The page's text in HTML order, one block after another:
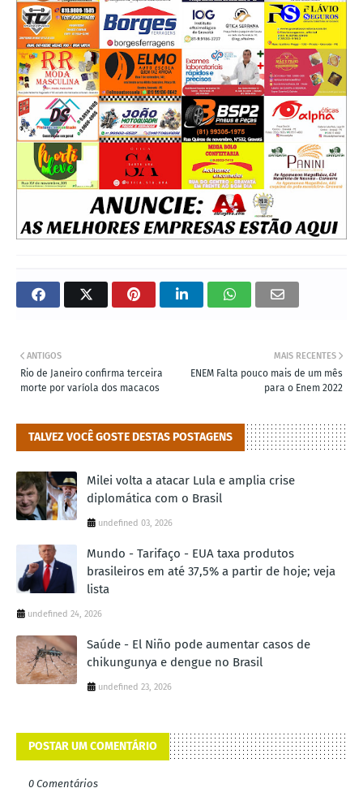
MAIS RECENTES
ENEM Falta pouco mais de um mês
para o Enem 2022
ANTIGOS
Rio de Janeiro confirma terceira
morte por varíola dos macacos
TALVEZ VOCÊ GOSTE DESTAS POSTAGENS
Milei volta a atacar Lula e amplia crise
diplomática com o Brasil
undefined 03, 2026
Mundo - Tarifaço - EUA taxa produtos
brasileiros em até 37,5% a partir de hoje; veja
lista
undefined 24, 2026
Saúde - El Niño pode aumentar casos de
chikungunya e dengue no Brasil
undefined 23, 2026
POSTAR UM COMENTÁRIO
0 Comentários